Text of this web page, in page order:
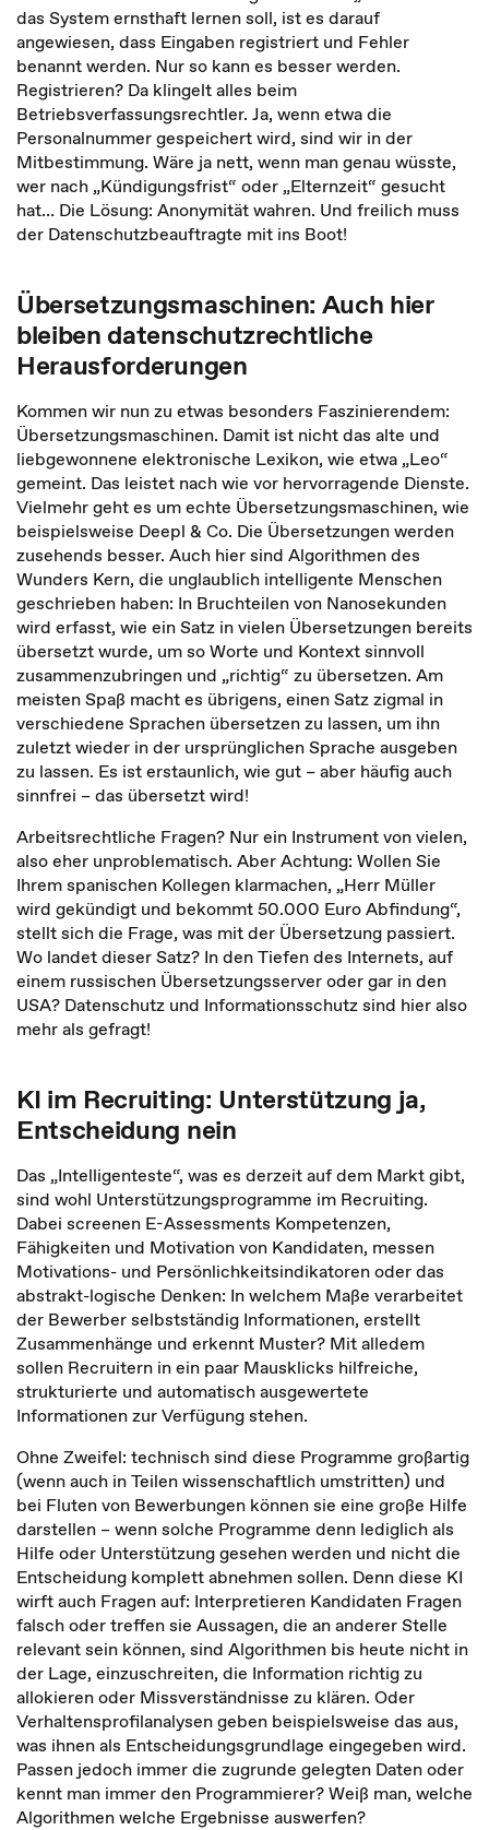
das System ernsthaft lernen soll, ist es darauf
angewiesen, dass Eingaben registriert und Fehler
benannt werden. Nur so kann es besser werden.
Registrieren? Da klingelt alles beim
Betriebsverfassungsrechtler. Ja, wenn etwa die
Personalnummer gespeichert wird, sind wir in der
Mitbestimmung. Wäre ja nett, wenn man genau wüsste,
wer nach „Kündigungsfrist“ oder „Elternzeit“ gesucht
hat… Die Lösung: Anonymität wahren. Und freilich muss
der Datenschutzbeauftragte mit ins Boot!
Übersetzungsmaschinen: Auch hier
bleiben datenschutzrechtliche
Herausforderungen
Kommen wir nun zu etwas besonders Faszinierendem:
Übersetzungsmaschinen. Damit ist nicht das alte und
liebgewonnene elektronische Lexikon, wie etwa „Leo“
gemeint. Das leistet nach wie vor hervorragende Dienste.
Vielmehr geht es um echte Übersetzungsmaschinen, wie
beispielsweise Deepl & Co. Die Übersetzungen werden
zusehends besser. Auch hier sind Algorithmen des
Wunders Kern, die unglaublich intelligente Menschen
geschrieben haben: In Bruchteilen von Nanosekunden
wird erfasst, wie ein Satz in vielen Übersetzungen bereits
übersetzt wurde, um so Worte und Kontext sinnvoll
zusammenzubringen und „richtig“ zu übersetzen. Am
meisten Spaß macht es übrigens, einen Satz zigmal in
verschiedene Sprachen übersetzen zu lassen, um ihn
zuletzt wieder in der ursprünglichen Sprache ausgeben
zu lassen. Es ist erstaunlich, wie gut – aber häufig auch
sinnfrei – das übersetzt wird!
Arbeitsrechtliche Fragen? Nur ein Instrument von vielen,
also eher unproblematisch. Aber Achtung: Wollen Sie
Ihrem spanischen Kollegen klarmachen, „Herr Müller
wird gekündigt und bekommt 50.000 Euro Abfindung“,
stellt sich die Frage, was mit der Übersetzung passiert.
Wo landet dieser Satz? In den Tiefen des Internets, auf
einem russischen Übersetzungsserver oder gar in den
USA? Datenschutz und Informationsschutz sind hier also
mehr als gefragt!
KI im Recruiting: Unterstützung ja,
Entscheidung nein
Das „Intelligenteste“, was es derzeit auf dem Markt gibt,
sind wohl Unterstützungsprogramme im Recruiting.
Dabei screenen E-Assessments Kompetenzen,
Fähigkeiten und Motivation von Kandidaten, messen
Motivations- und Persönlichkeitsindikatoren oder das
abstrakt-logische Denken: In welchem Maße verarbeitet
der Bewerber selbstständig Informationen, erstellt
Zusammenhänge und erkennt Muster? Mit alledem
sollen Recruitern in ein paar Mausklicks hilfreiche,
strukturierte und automatisch ausgewertete
Informationen zur Verfügung stehen.
Ohne Zweifel: technisch sind diese Programme großartig
(wenn auch in Teilen wissenschaftlich umstritten) und
bei Fluten von Bewerbungen können sie eine große Hilfe
darstellen – wenn solche Programme denn lediglich als
Hilfe oder Unterstützung gesehen werden und nicht die
Entscheidung komplett abnehmen sollen. Denn diese KI
wirft auch Fragen auf: Interpretieren Kandidaten Fragen
falsch oder treffen sie Aussagen, die an anderer Stelle
relevant sein können, sind Algorithmen bis heute nicht in
der Lage, einzuschreiten, die Information richtig zu
allokieren oder Missverständnisse zu klären. Oder
Verhaltensprofilanalysen geben beispielsweise das aus,
was ihnen als Entscheidungsgrundlage eingegeben wird.
Passen jedoch immer die zugrunde gelegten Daten oder
kennt man immer den Programmierer? Weiß man, welche
Algorithmen welche Ergebnisse auswerfen?